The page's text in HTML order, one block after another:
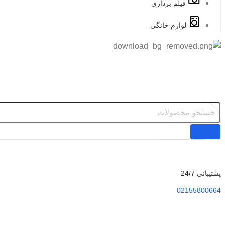
فیلم برداری
لوازم خانگی
پشتیبانی 24/7
02155800664